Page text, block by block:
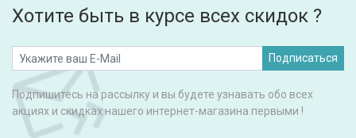
Хотите быть в курсе всех скидок ?
Подписаться
Подпишитесь на рассылку и вы будете узнавать обо всех
акциях и скидках нашего интернет-магазина первыми !